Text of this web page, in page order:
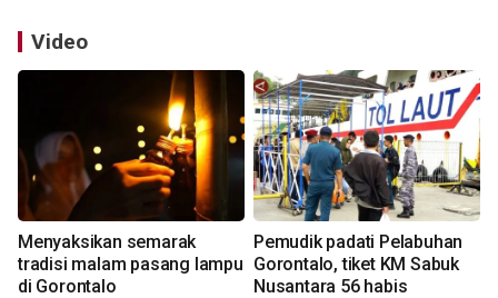
Video
Menyaksikan semarak
tradisi malam pasang lampu
di Gorontalo
Pemudik padati Pelabuhan
Gorontalo, tiket KM Sabuk
Nusantara 56 habis